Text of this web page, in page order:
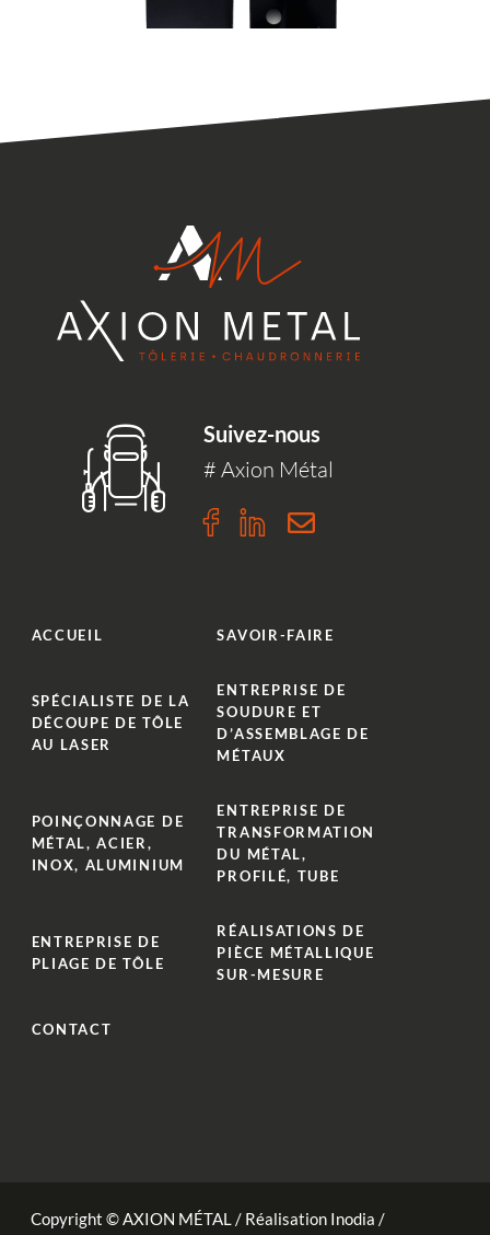
Suivez-nous
# Axion Métal
n
m
ACCUEIL SAVOIR-FAIRE
SPÉCIALISTE DE LA
DÉCOUPE DE TÔLE
AU LASER
ENTREPRISE DE
SOUDURE ET
D’ASSEMBLAGE DE
MÉTAUX
POINÇONNAGE DE
MÉTAL, ACIER,
INOX, ALUMINIUM
ENTREPRISE DE
TRANSFORMATION
DU MÉTAL,
PROFILÉ, TUBE
ENTREPRISE DE
PLIAGE DE TÔLE
RÉALISATIONS DE
PIÈCE MÉTALLIQUE
SUR-MESURE
CONTACT
Copyright © AXION MÉTAL / Réalisation Inodia /